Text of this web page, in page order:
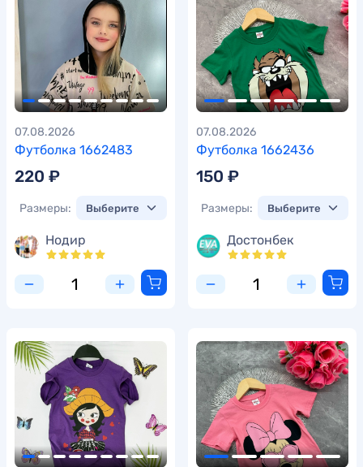
Футболка 1662483
07.08.2026
220 ₽
Размеры:
Нодир
Футболка 1662436
07.08.2026
150 ₽
Размеры:
Достонбек